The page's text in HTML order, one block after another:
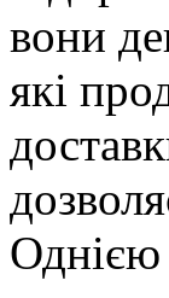
вони
які
Однією